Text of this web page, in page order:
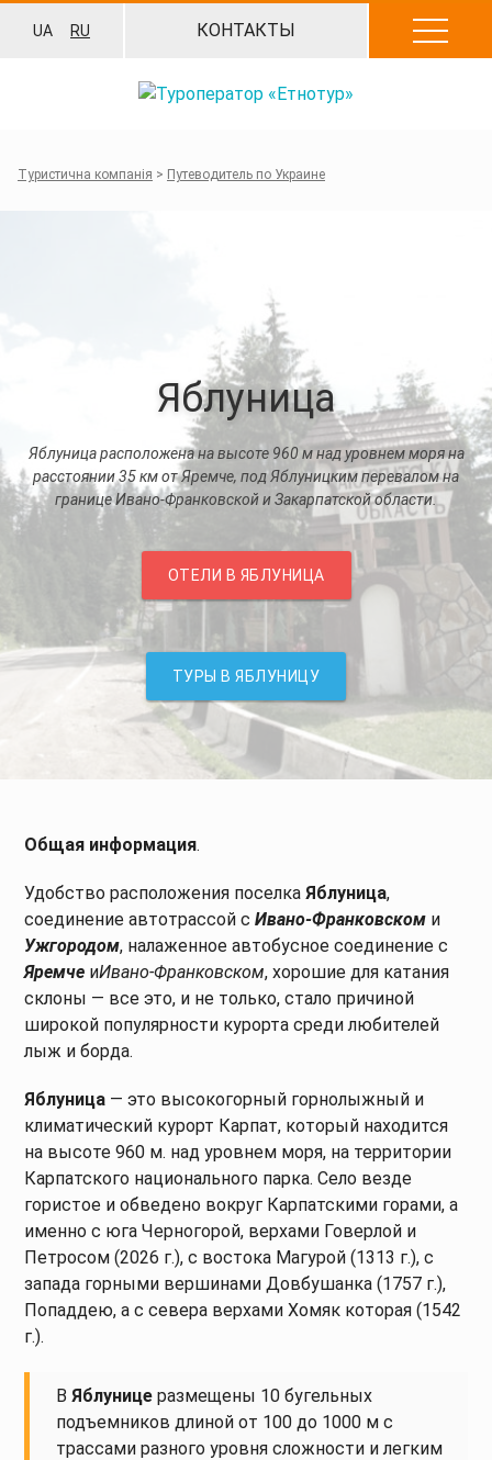
UA RU КОНТАКТЫ
Туристична компанія > Путеводитель по Украине
Яблуница
Яблуница расположена на высоте 960 м над уровнем моря на
расстоянии 35 км от Яремче, под Яблуницким перевалом на
границе Ивано-Франковской и Закарпатской области.
ОТЕЛИ В ЯБЛУНИЦА
ТУРЫ В ЯБЛУНИЦУ
Общая информация.
Удобство расположения поселка Яблуница,
соединение автотрассой сИвано-Франковском и
Ужгородом, налаженное автобусное соединение с
Яремче иИвано-Франковском, хорошие для катания
склоны — все это, и не только, стало причиной
широкой популярности курорта среди любителей
лыж и борда.
Яблуница — это высокогорный горнолыжный и
климатический курорт Карпат, который находится
на высоте 960 м. над уровнем моря, на территории
Карпатского национального парка. Село везде
гористое и обведено вокруг Карпатскими горами, а
именно с юга Черногорой, верхами Говерлой и
Петросом (2026 г.), с востока Магурой (1313 г.), с
запада горными вершинами Довбушанка (1757 г.),
Попаддею, а с севера верхами Хомяк которая (1542
г.).
В Яблунице размещены 10 бугельных
подъемников длиной от 100 до 1000 м с
трассами разного уровня сложности и легким